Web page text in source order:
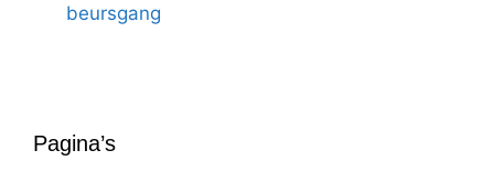
beursgang
Pagina’s